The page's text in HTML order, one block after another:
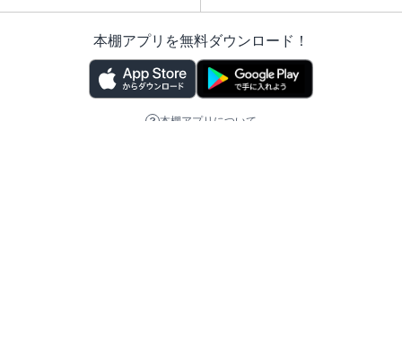
本棚アプリを無料ダウンロード！
本棚アプリについて